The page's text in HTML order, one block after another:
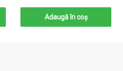
Adaugă în coș